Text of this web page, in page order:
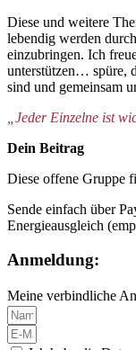
Diese und weitere
lebendig werden
einzubringen. Ich
unterstützen… spüre,
sind und gemeinsam
„Jeder Einzelne ist
Dein Beitrag
Diese offene Gruppe
Sende einfach über
Energieausgleich
Anmeldung:
Meine verbindliche